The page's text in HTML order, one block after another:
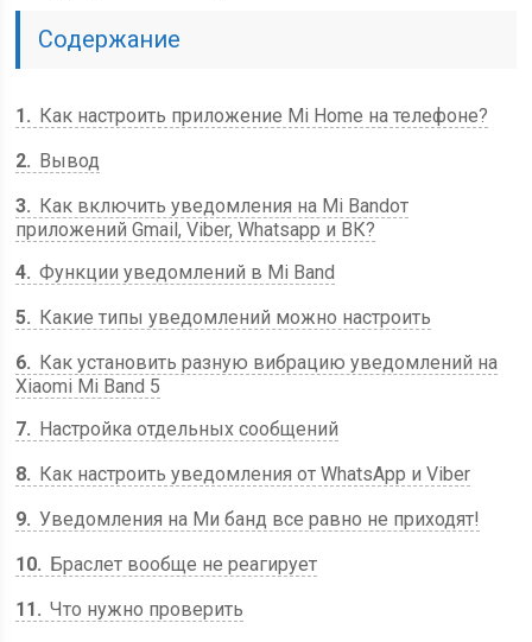
Содержание
1
Как настроить приложение Mi Home на телефоне?
2
Вывод
3
Как включить уведомления на Mi Bandот
приложений Gmail, Viber, Whatsapp и ВК?
4 Функции уведомлений в Mi Band
5
Какие типы уведомлений можно настроить
6
Как установить разную вибрацию уведомлений на
Xiaomi Mi Band 5
7
Настройка отдельных сообщений
8
Как настроить уведомления от WhatsApp и Viber
9 Уведомления на Ми банд все равно не приходят!
10
Браслет вообще не реагирует
11
Что нужно проверить